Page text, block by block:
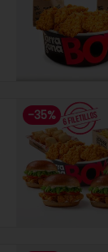
-35%